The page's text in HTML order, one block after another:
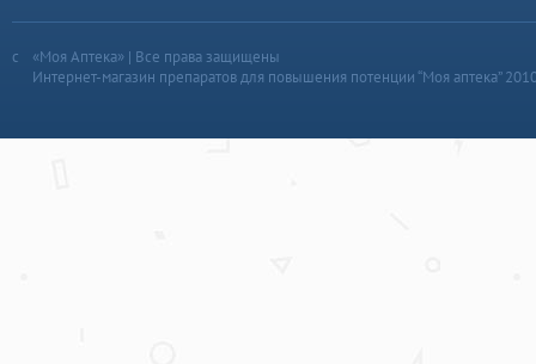
«Моя Аптека» | Все права защищены
Интернет-магазин препаратов для повышения потенции “Моя аптека”